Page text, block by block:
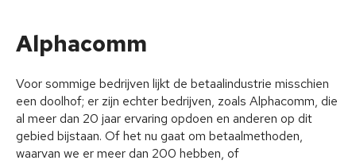
Alphacomm
Voor sommige bedrijven lijkt de betaalindustrie misschien
een doolhof; er zijn echter bedrijven, zoals Alphacomm, die
al meer dan 20 jaar ervaring opdoen en anderen op dit
gebied bijstaan. Of het nu gaat om betaalmethoden,
waarvan we er meer dan 200 hebben, of